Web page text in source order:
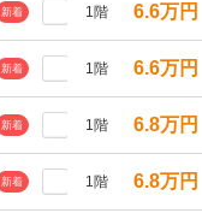
新着 1階 6.6万円
新着 1階 6.6万円
新着 1階 6.8万円
新着 1階 6.8万円